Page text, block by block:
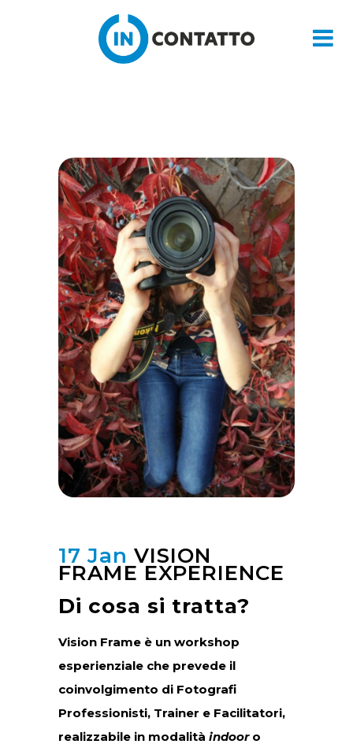
17 Jan VISION
FRAME EXPERIENCE
Di cosa si tratta?
Vision Frame è un workshop
esperienziale che prevede il
coinvolgimento di Fotografi
Professionisti, Trainer e Facilitatori,
realizzabile in modalità indooro